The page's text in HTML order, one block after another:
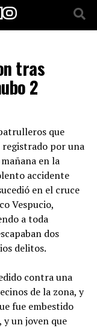
tras
2
que
registrado por una
en la
accidente
en el cruce
Vespucio,
a toda
dos
delitos.
contra una
de la zona, y
fue embestido
y un joven que